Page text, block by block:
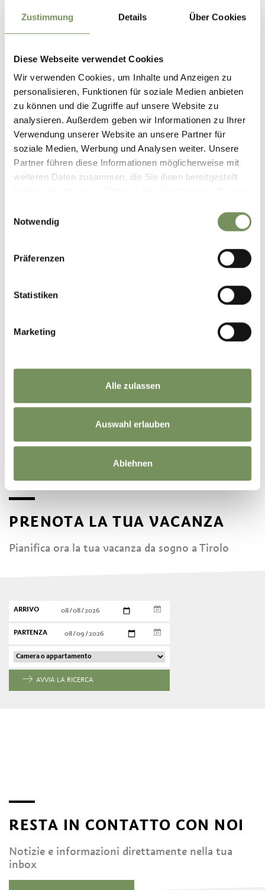
Zustimmung Details Über Cookies
Diese Webseite verwendet Cookies
Wir verwenden Cookies, um Inhalte und Anzeigen zu
personalisieren, Funktionen für soziale Medien anbieten
zu können und die Zugriffe auf unsere Website zu
analysieren. Außerdem geben wir Informationen zu Ihrer
Verwendung unserer Website an unsere Partner für
soziale Medien, Werbung und Analysen weiter. Unsere
Partner führen diese Informationen möglicherweise mit
weiteren Daten zusammen, die Sie ihnen bereitgestellt
Notwendig
Präferenzen
Statistiken
Marketing
Alle zulassen
Auswahl erlauben
Ablehnen
PARTNER
PRENOTA LA TUA VACANZA
Pianifica ora la tua vacanza da sogno a Tirolo
ARRIVO
PARTENZA
AVVIA LA RICERCA
RESTA IN CONTATTO CON NOI
Notizie e informazioni direttamente nella tua
inbox